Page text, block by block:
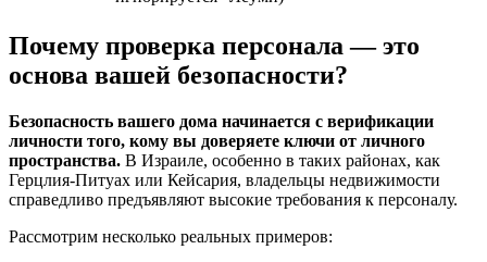
Почему проверка персонала — это
основа вашей безопасности?
Безопасность вашего дома начинается с верификации
личности того, кому вы доверяете ключи от личного
пространства. В Израиле, особенно в таких районах, как
Герцлия-Питуах или Кейсария, владельцы недвижимости
справедливо предъявляют высокие требования к персоналу.
Рассмотрим несколько реальных примеров: